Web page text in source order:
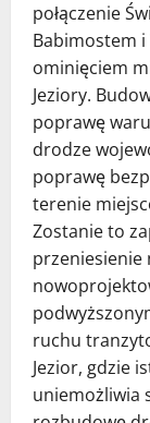
połączenie
Babimostem
ominięciem
Jeziory.
poprawę
drodze
poprawę
terenie
Zostanie to
przeniesienie
ruchu
Jezior, gdzie
uniemożliwia